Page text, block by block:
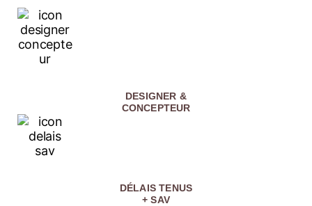
DESIGNER &
CONCEPTEUR
DÉLAIS TENUS
+ SAV